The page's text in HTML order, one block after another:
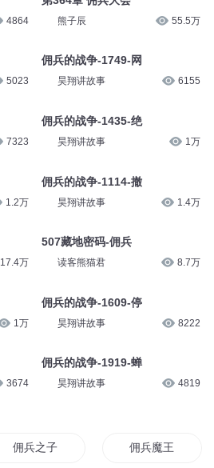
4864
5023
7323
1.2万
17.4万
1万
3674
熊子辰 55.5万
佣兵的战争-1749-网
昊翔讲故事 6155
佣兵的战争-1435-绝
昊翔讲故事 1万
佣兵的战争-1114-撤
昊翔讲故事 1.4万
507藏地密码-佣兵
读客熊猫君 8.7万
佣兵的战争-1609-停
昊翔讲故事 8222
佣兵的战争-1919-蝉
昊翔讲故事 4819
佣兵之子 佣兵魔王